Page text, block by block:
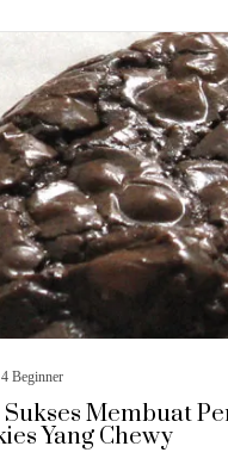
Beginner
Membuat
Yang Chewy